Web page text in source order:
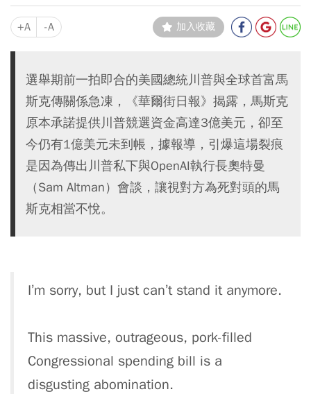
+A -A 加入收藏
選舉期前一拍即合的美國總統川普與全球首富馬
斯克傳關係急凍，《華爾街日報》揭露，馬斯克
原本承諾提供川普競選資金高達3億美元，卻至
今仍有1億美元未到帳，據報導，引爆這場裂痕
是因為傳出川普私下與OpenAI執行長奧特曼
（Sam Altman）會談，讓視對方為死對頭的馬
斯克相當不悅。
I’m sorry, but I just can’t stand it anymore.
This massive, outrageous, pork-filled
Congressional spending bill is a
disgusting abomination.